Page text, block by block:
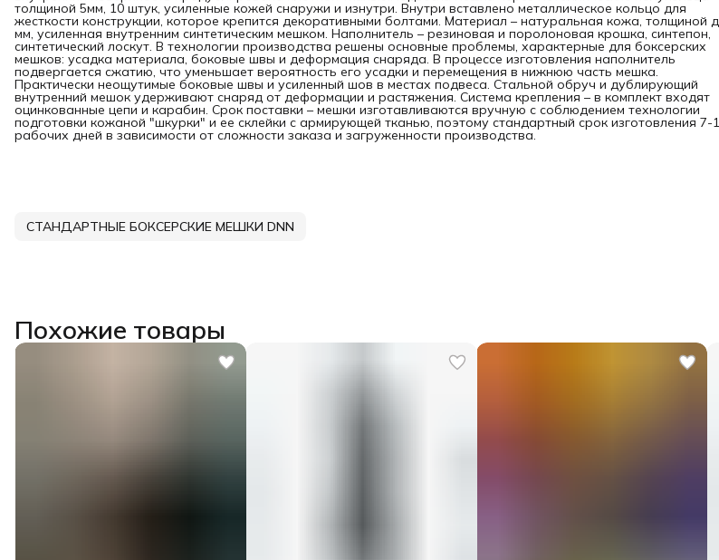
толщиной 5мм, 10 штук, усиленные кожей снаружи и изнутри. Внутри вставлено металлическое кольцо для
жесткости конструкции, которое крепится декоративными болтами. Материал – натуральная кожа, толщиной
мм, усиленная внутренним синтетическим мешком. Наполнитель – резиновая и поролоновая крошка, синтепон,
синтетический лоскут. В технологии производства решены основные проблемы, характерные для боксерских
мешков: усадка материала, боковые швы и деформация снаряда. В процессе изготовления наполнитель
подвергается сжатию, что уменьшает вероятность его усадки и перемещения в нижнюю часть мешка.
Практически неощутимые боковые швы и усиленный шов в местах подвеса. Стальной обруч и дублирующий
внутренний мешок удерживают снаряд от деформации и растяжения. Система крепления – в комплект входят
оцинкованные цепи и карабин. Срок поставки – мешки изготавливаются вручную с соблюдением технологии
подготовки кожаной "шкурки" и ее склейки с армирующей тканью, поэтому стандартный срок изготовления 7-
рабочих дней в зависимости от сложности заказа и загруженности производства.
СТАНДАРТНЫЕ БОКСЕРСКИЕ МЕШКИ DNN
Похожие товары